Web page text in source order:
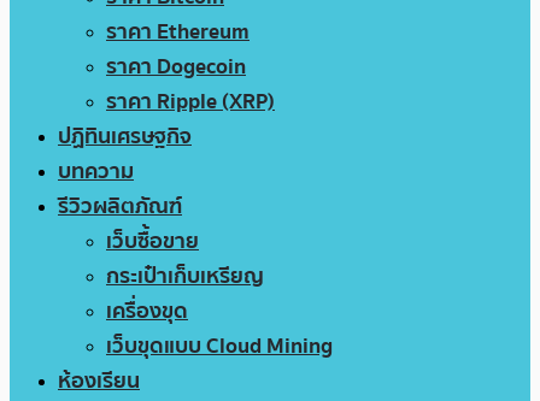
ราคา Ethereum
ราคา Dogecoin
ราคา Ripple (XRP)
ปฏิทินเศรษฐกิจ
บทความ
รีวิวผลิตภัณฑ์
เว็บซื้อขาย
กระเป๋าเก็บเหรียญ
เครื่องขุด
เว็บขุดแบบ Cloud Mining
ห้องเรียน